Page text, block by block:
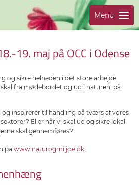
Menu
19. maj på OCC i Odense
og sikre helheden i det store arbejde,
fra mødebordet og ud i naturen, på
og inspirerer til handling på tværs af vores
Eller når vi skal ud og sikre lokal
skal gennemføres?
på www.naturogmiljoe.dk